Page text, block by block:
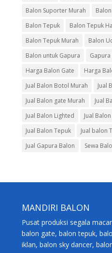
Balon Suporter Murah
Balon Tepuk
Balon Tepuk
Balon Tepuk Murah
Balon
Balon untuk Gapura
Gapura
Harga Balon Gate
Harga
Jual Balon Botol Murah
Jual
Jual Balon gate Murah
Jual
Jual Balon Lighted
Jual
Jual Balon Tepuk
Jual balon
Jual Gapura Balon
Sewa
MANDIRI BALON
Pusat produksi segala
balon gate, balon tepuk,
iklan, balon sky dancer,